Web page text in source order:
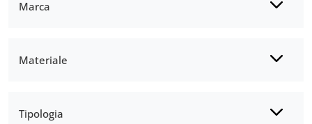
Marca
Materiale
Tipologia